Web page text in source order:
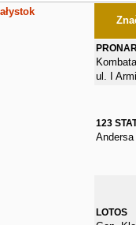
ul. I
123
Andersa
LOTOS